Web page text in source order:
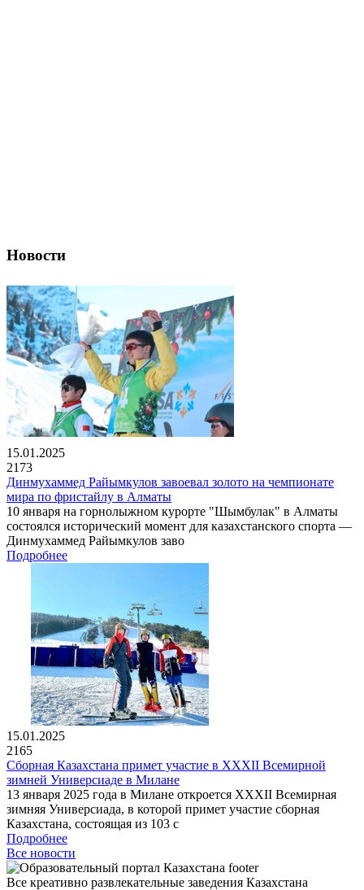
Новости
15.01.2025
2173
Динмухаммед Райымкулов завоевал золото на чемпионате
мира по фристайлу в Алматы
10 января на горнолыжном курорте "Шымбулак" в Алматы
состоялся исторический момент для казахстанского спорта —
Динмухаммед Райымкулов заво
Подробнее
15.01.2025
2165
Сборная Казахстана примет участие в XXXII Всемирной
зимней Универсиаде в Милане
13 января 2025 года в Милане откроется XXXII Всемирная
зимняя Универсиада, в которой примет участие сборная
Казахстана, состоящая из 103 с
Подробнее
Все новости
Все креативно развлекательные заведения Казахстана